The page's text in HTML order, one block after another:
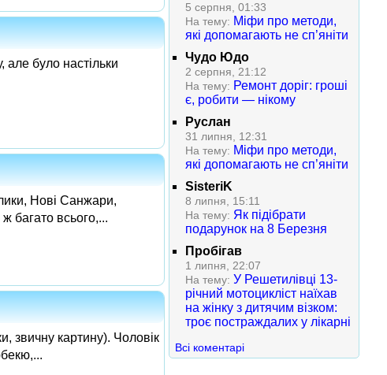
але було настільки
Нові Санжари,
багато всього,...
звичну картину). Чоловік
5 серпня, 01:33
На тему: Міфи про методи,
які допомагають не сп’яніти
Чудо Юдо
2 серпня, 21:12
На тему: Ремонт доріг: гроші
є, робити — нікому
Руслан
31 липня, 12:31
На тему: Міфи про методи,
які допомагають не сп’яніти
SisteriK
8 липня, 15:11
На тему: Як підібрати
подарунок на 8 Березня
Пробігав
1 липня, 22:07
На тему: У Решетилівці 13-
річний мотоцикліст наїхав
на жінку з дитячим візком:
троє постраждалих у лікарні
Всі коментарі